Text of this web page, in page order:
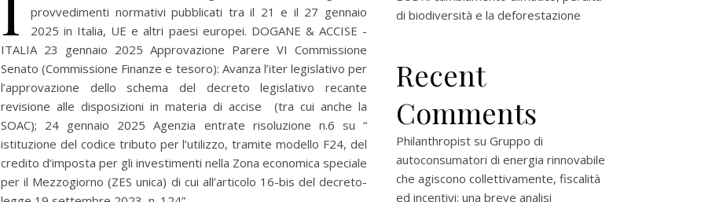
provvedimenti normativi pubblicati tra il 21 e il 27 gennaio
2025 in Italia, UE e altri paesi europei. DOGANE & ACCISE -
ITALIA 23 gennaio 2025 Approvazione Parere VI Commissione
Senato (Commissione Finanze e tesoro): Avanza l’iter legislativo per
l’approvazione dello schema del decreto legislativo recante
revisione alle disposizioni in materia di accise (tra cui anche la
SOAC); 24 gennaio 2025 Agenzia entrate risoluzione n.6 su “
istituzione del codice tributo per l’utilizzo, tramite modello F24, del
credito d’imposta per gli investimenti nella Zona economica speciale
per il Mezzogiorno (ZES unica) di cui all’articolo 16-bis del decreto-
di biodiversità e la deforestazione
Recent
Comments
Philanthropist su Gruppo di
autoconsumatori di energia rinnovabile
che agiscono collettivamente, fiscalità
ed incentivi: una breve analisi